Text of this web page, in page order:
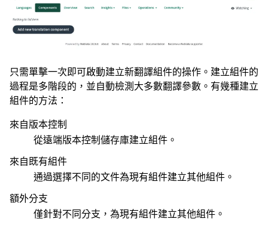
只需單擊一次即可啟動建立新翻譯組件的操作。建立組件的
過程是多階段的，並自動檢測大多數翻譯參數。有幾種建立
組件的方法：
來自版本控制
從遠端版本控制儲存庫建立組件。
來自既有組件
通過選擇不同的文件為現有組件建立其他組件。
額外分支
僅針對不同分支，為現有組件建立其他組件。